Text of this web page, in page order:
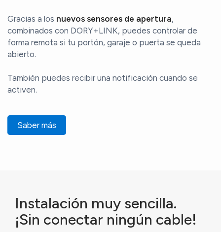
Gracias a los nuevos sensores de apertura,
combinados con DORY+LINK, puedes controlar de
forma remota si tu portón, garaje o puerta se queda
abierto.
También puedes recibir una notificación cuando se
activen.
Saber más
Instalación muy sencilla.
¡Sin conectar ningún cable!